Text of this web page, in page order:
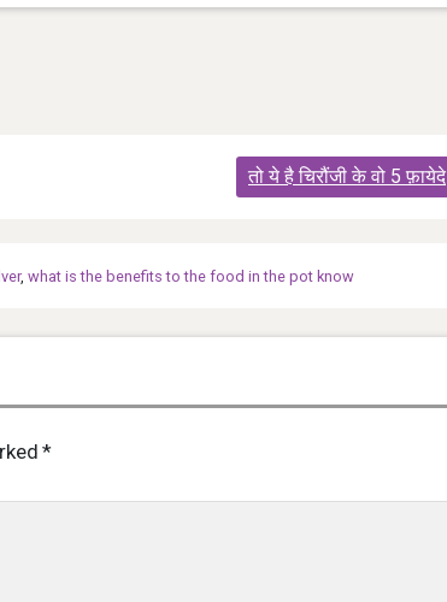
तो ये है चिरौंजी के वो 5 फ़ायेदे
, what is the benefits to the food in the pot know
*